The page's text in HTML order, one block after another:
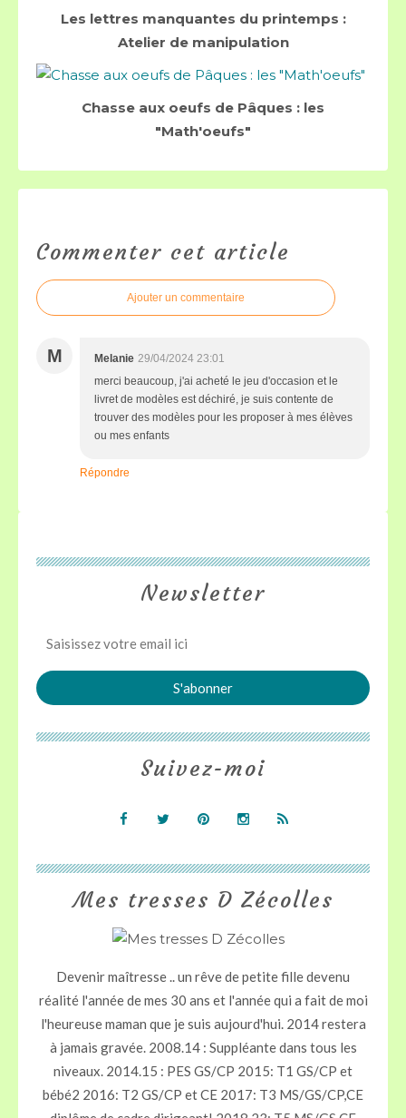
Les lettres manquantes du printemps :
Atelier de manipulation
Chasse aux oeufs de Pâques : les
"Math'oeufs"
Commenter cet article
Ajouter un commentaire
M Melanie 29/04/2024 23:01
merci beaucoup, j'ai acheté le jeu d'occasion et le
livret de modèles est déchiré, je suis contente de
trouver des modèles pour les proposer à mes élèves
ou mes enfants
Répondre
Newsletter
Mes tresses D Zécolles
Devenir maîtresse .. un rêve de petite fille devenu
réalité l'année de mes 30 ans et l'année qui a fait de moi
l'heureuse maman que je suis aujourd'hui. 2014 restera
à jamais gravée. 2008.14 : Suppléante dans tous les
niveaux. 2014.15 : PES GS/CP 2015: T1 GS/CP et
bébé2 2016: T2 GS/CP et CE 2017: T3 MS/GS/CP,CE
Suivez-moi